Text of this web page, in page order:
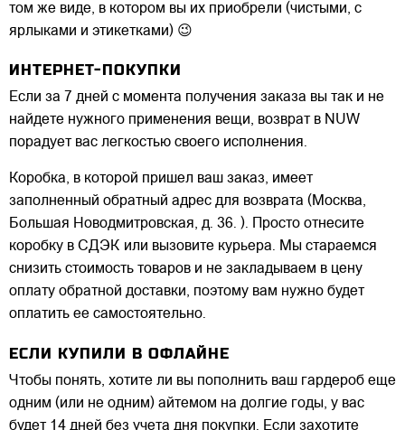
том же виде, в котором вы их приобрели (чистыми, с
ярлыками и этикетками) 😉
ИНТЕРНЕТ-ПОКУПКИ
Если за 7 дней с момента получения заказа вы так и не
найдете нужного применения вещи, возврат в NUW
порадует вас легкостью своего исполнения.
Коробка, в которой пришел ваш заказ, имеет
заполненный обратный адрес для возврата (Москва,
Большая Новодмитровская, д. 36. ). Просто отнесите
коробку в СДЭК или вызовите курьера. Мы стараемся
снизить стоимость товаров и не закладываем в цену
оплату обратной доставки, поэтому вам нужно будет
оплатить ее самостоятельно.
ЕСЛИ КУПИЛИ В ОФЛАЙНЕ
Чтобы понять, хотите ли вы пополнить ваш гардероб еще
одним (или не одним) айтемом на долгие годы, у вас
будет 14 дней без учета дня покупки. Если захотите